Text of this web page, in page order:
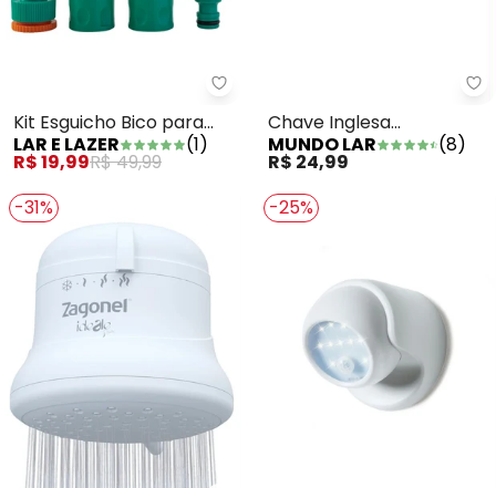
Lar e Lazer - Kit Esguicho Bico
Kit Esguicho Bico para
Irrigação 4 Peças
LAR E LAZER (1)
R$ 19,99R$ 49,99
Chave Inglesa
Multifuncional
MUNDO LAR (8)
R$ 24,99
-31%
-25%